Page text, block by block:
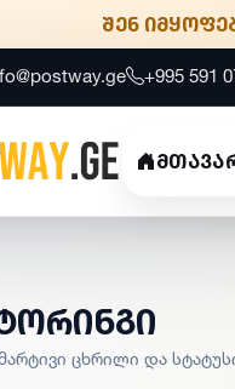
შენ
+995 591
ცხრილი და